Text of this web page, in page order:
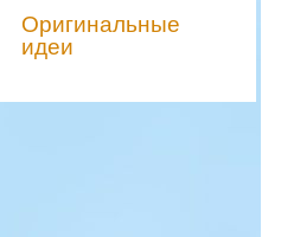
Оригинальные
идеи